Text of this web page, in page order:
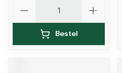
Bestel